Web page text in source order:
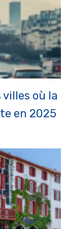
où la
en 2025